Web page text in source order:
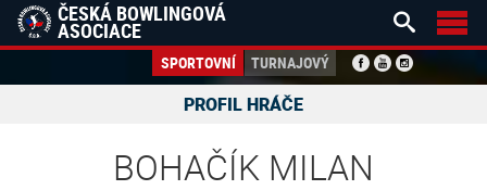
ČESKÁ BOWLINGOVÁ
ASOCIACE
SPORTOVNÍ TURNAJOVÝ
 
PROFIL HRÁČE
BOHAČÍK MILAN